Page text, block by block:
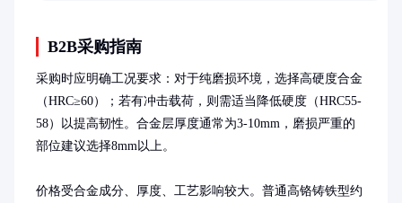
B2B采购指南
采购时应明确工况要求：对于纯磨损环境，选择高硬度合金
（HRC≥60）；若有冲击载荷，则需适当降低硬度（HRC55-
58）以提高韧性。合金层厚度通常为3-10mm，磨损严重的
部位建议选择8mm以上。
价格受合金成分、厚度、工艺影响较大。普通高铬铸铁型约